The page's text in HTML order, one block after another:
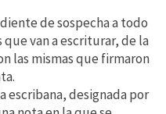
de sospecha a todo
que van a escriturar, de la
las mismas que firmaron
escribana, designada por